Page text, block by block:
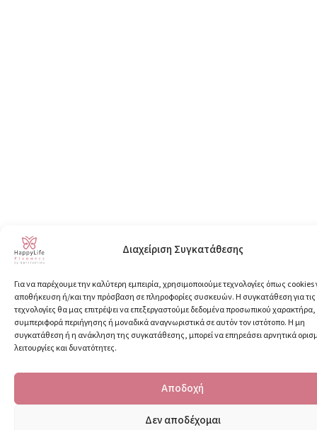
Διαχείριση Συγκατάθεσης
Για να παρέχουμε την καλύτερη εμπειρία, χρησιμοποιούμε τεχνολογίες όπως cookies
αποθήκευση ή/και την πρόσβαση σε πληροφορίες συσκευών. Η συγκατάθεση για
τεχνολογίες θα μας επιτρέψει να επεξεργαστούμε δεδομένα προσωπικού
συμπεριφορά περιήγησης ή μοναδικά αναγνωριστικά σε αυτόν τον ιστότοπο. Η μη
συγκατάθεση ή η ανάκληση της συγκατάθεσης, μπορεί να επηρεάσει αρνητικά
λειτουργίες και δυνατότητες.
Αποδοχή
Δεν αποδέχομαι